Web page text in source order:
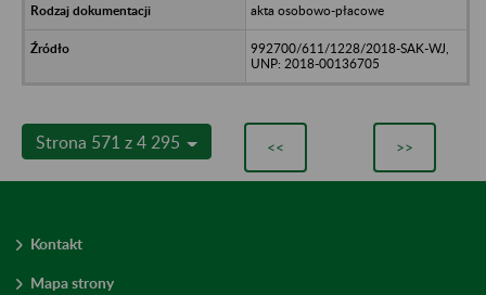
akta osobowo-płacowe
992700/611/1228/2018-SAK-WJ,
UNP: 2018-00136705
Strona 571 z 4 295 << >>
Kontakt
Mapa strony